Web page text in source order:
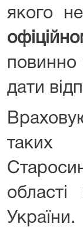
якого
повинно
дати
таких
України.